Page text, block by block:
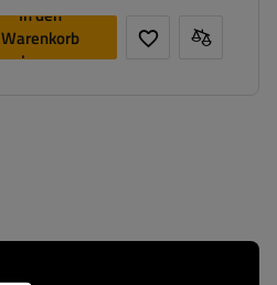
In den
Warenkorb
legen